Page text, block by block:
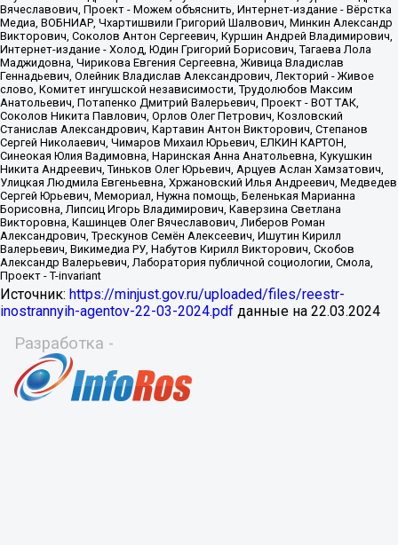
Источник: https://minjust.gov.ru/uploaded/files/reestr-
inostrannyih-agentov-22-03-2024.pdf данные на 22.03.2024
Разработка -